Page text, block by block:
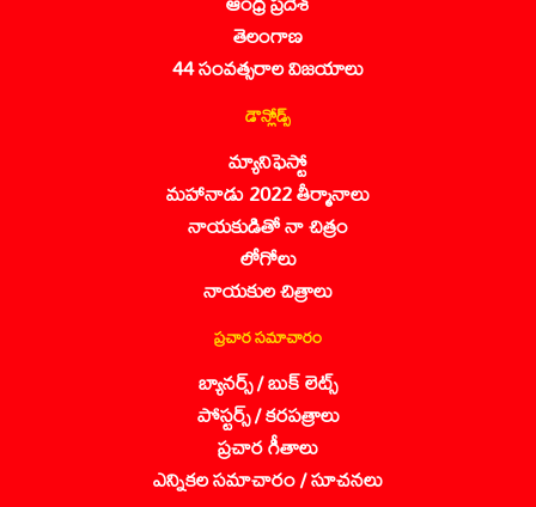
తెలంగాణ
44 సంవత్సరాల విజయాలు
డౌన్లోడ్స్
మ్యానిఫెస్టో
మహానాడు 2022 తీర్మానాలు
నాయకుడితో నా చిత్రం
లోగోలు
నాయకుల చిత్రాలు
ప్రచార సమాచారం
బ్యానర్స్ / బుక్ లెట్స్
పోస్టర్స్ / కరపత్రాలు
ప్రచార గీతాలు
ఎన్నికల సమాచారం / సూచనలు